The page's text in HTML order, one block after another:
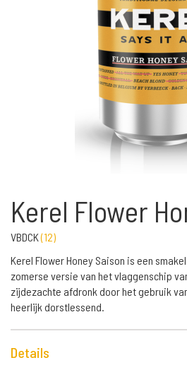
Kerel Flower
VBDCK(12)
Kerel Flower Honey Saison is een
zomerse versie van het vlaggenschip
zijdezachte afdronk door het gebruik
heerlijk dorstlessend.
Details